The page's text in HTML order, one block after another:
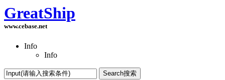
GreatShip
www.cebase.net
Info
Info